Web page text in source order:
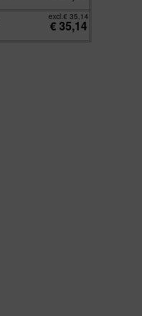
excl.€ 35,14
€35,14